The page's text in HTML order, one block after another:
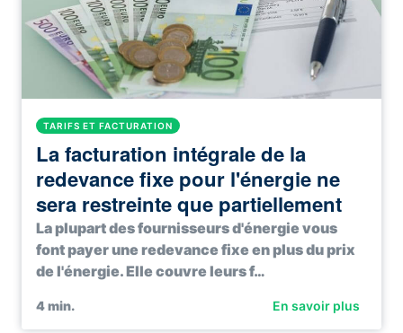
TARIFS ET FACTURATION
La facturation intégrale de la
redevance fixe pour l'énergie ne
sera restreinte que partiellement
La plupart des fournisseurs d'énergie vous
font payer une redevance fixe en plus du prix
de l'énergie. Elle couvre leurs f…
4min. En savoir plus